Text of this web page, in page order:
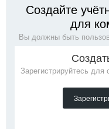
Создайте
для
Вы должны быть
Зарегистрируйтесь для